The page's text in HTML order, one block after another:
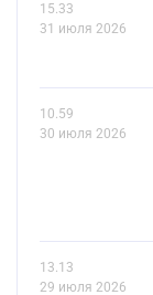
15.33
31 июля 2026
10.59
30 июля 2026
13.13
29 июля 2026